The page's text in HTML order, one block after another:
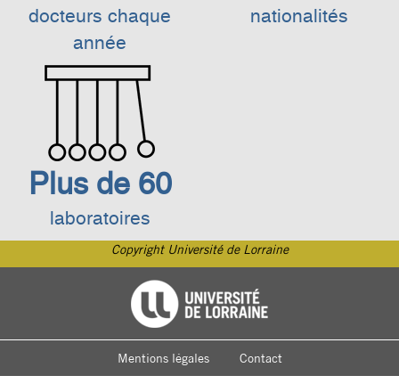
docteurs chaque
année
nationalités
Plus de 60
laboratoires
Copyright Université de Lorraine
Université de Lorraine
Mentions légales Contact